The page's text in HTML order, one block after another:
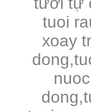
tuoi
xoay